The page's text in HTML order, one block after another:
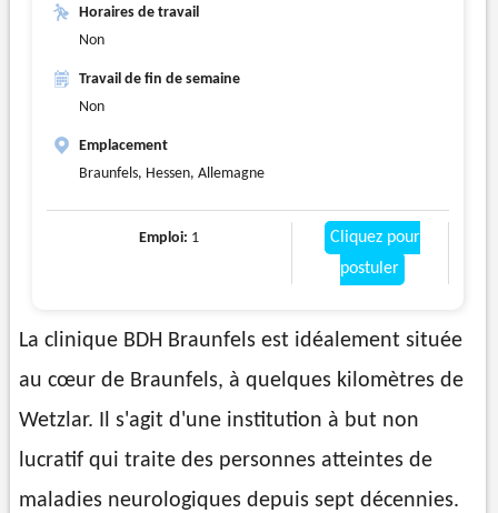
Horaires de travail
Non
Travail de fin de semaine
Non
Emplacement
Braunfels, Hessen, Allemagne
Emploi: 1
Cliquez pour
postuler
La clinique BDH Braunfels est idéalement située
au cœur de Braunfels, à quelques kilomètres de
Wetzlar. Il s'agit d'une institution à but non
lucratif qui traite des personnes atteintes de
maladies neurologiques depuis sept décennies.